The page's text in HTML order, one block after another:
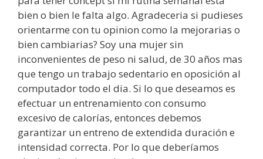
bien o bien le falta algo. Agradeceria si pudieses
orientarme con tu opinion como la mejorarias o
bien cambiarias? Soy una mujer sin
inconvenientes de peso ni salud, de 30 años mas
que tengo un trabajo sedentario en oposición al
computador todo el dia. Si lo que deseamos es
efectuar un entrenamiento con consumo
excesivo de calorías, entonces debemos
garantizar un entreno de extendida duración e
intensidad correcta. Por lo que deberíamos